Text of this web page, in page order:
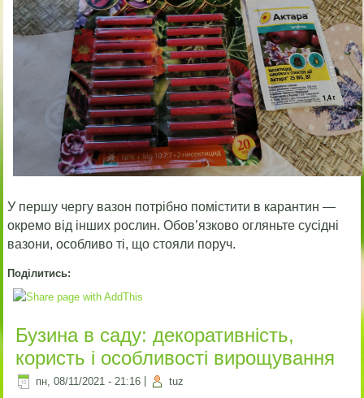
У першу чергу вазон потрібно помістити в карантин —
окремо від інших рослин. Обов’язково огляньте сусідні
вазони, особливо ті, що стояли поруч.
Поділитись:
Бузина в саду: декоративність,
користь і особливості вирощування
пн, 08/11/2021 - 21:16 tuz